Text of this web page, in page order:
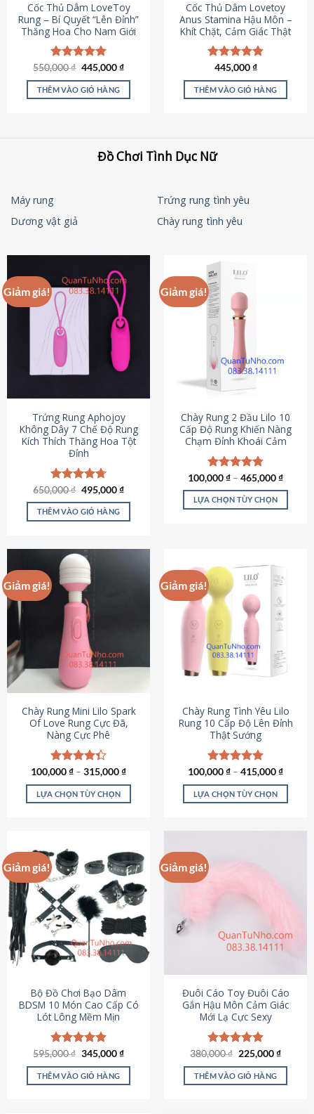
Cốc Thủ Dâm LoveToy
Rung – Bí Quyết “Lên Đỉnh”
Thăng Hoa Cho Nam Giới
Được xếp
hạng5.00
5 sao
550,000₫ Giá
là:
550,000 ₫.
445,000₫Giá
tại
THÊM VÀO GIỎ HÀNG
Cốc Thủ Dâm Lovetoy
Anus Stamina Hậu Môn –
Khít Chặt, Cảm Giác Thật
Được xếp
hạng4.84
5 sao
445,000₫
THÊM VÀO GIỎ HÀNG
Đồ Chơi Tình Dục Nữ
Máy rung
Trứng rung tình yêu
Dương vật giả
Chày rung tình yêu
Giảm giá!
Trứng Rung Aphojoy
Không Dây 7 Chế Độ Rung
Kích Thích Thăng Hoa Tột
Đỉnh
Được xếp
hạng4.72
5 sao
650,000₫ Giá
là:
650,000 ₫.
495,000₫Giá
tại
495,000 ₫.
THÊM VÀO GIỎ HÀNG
Giảm giá!
Chày Rung 2 Đầu Lilo 10
Cấp Độ Rung Khiến Nàng
Chạm Đỉnh Khoái Cảm
Được xếp
hạng4.80
5 sao
100,000₫ – 465,000₫
LỰA CHỌN TÙY CHỌN
nhiều
biến
thể.
Các
chọn
thể
chọn
trên
trang
sản
phẩm
Giảm giá!
Chày Rung Mini Lilo Spark
Of Love Rung Cực Đã,
Nàng Cực Phê
Được xếp
hạng4.33
5 sao
100,000₫ – 315,000₫
LỰA CHỌN TÙY CHỌN
có
nhiều
biến
thể.
Các
tùy
chọn
có
chọn
trên
trang
sản
phẩm
Giảm giá!
Chày Rung Tình Yêu Lilo
Rung 10 Cấp Độ Lên Đỉnh
Thật Sướng
Được xếp
hạng4.94
5 sao
100,000₫ – 415,000₫
LỰA CHỌN TÙY CHỌN
biến
thể.
chọn
chọn
trên
trang
sản
phẩm
Giảm giá!
Bộ Đồ Chơi Bạo Dâm
BDSM 10 Món Cao Cấp Có
Lót Lông Mềm Mịn
Được xếp
hạng4.88
5 sao
595,000₫ Giá
là:
595,000 ₫.
345,000₫Giá
tại
THÊM VÀO GIỎ HÀNG
Giảm giá!
Đuôi Cáo Toy Đuôi Cáo
Gắn Hậu Môn Cảm Giác
Mới Lạ Cực Sexy
Được xếp
hạng4.88
5 sao
380,000₫ Giá
là:
380,000 ₫.
225,000₫Giá
tại
THÊM VÀO GIỎ HÀNG